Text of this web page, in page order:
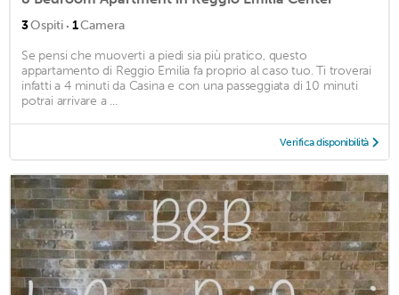
3Ospiti · 1Camera
Se pensi che muoverti a piedi sia più pratico, questo
appartamento di Reggio Emilia fa proprio al caso tuo. Ti troverai
infatti a 4 minuti da Casina e con una passeggiata di 10 minuti
potrai arrivare a ...
Verifica disponibilità